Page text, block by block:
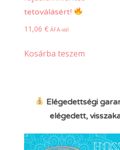
tetoválásért!
11,06 € ÁFA-val
Kosárba teszem
Elégedettségi
elégedett,